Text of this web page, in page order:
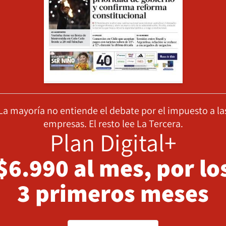
mayoría no entiende el debate por el impuesto a
empresas. El resto lee La Tercera.
Plan Digital+
al mes, por
3 primeros meses